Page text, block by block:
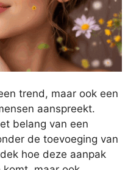
trend, maar ook een
aanspreekt.
belang van een
de toevoeging van
hoe deze aanpak